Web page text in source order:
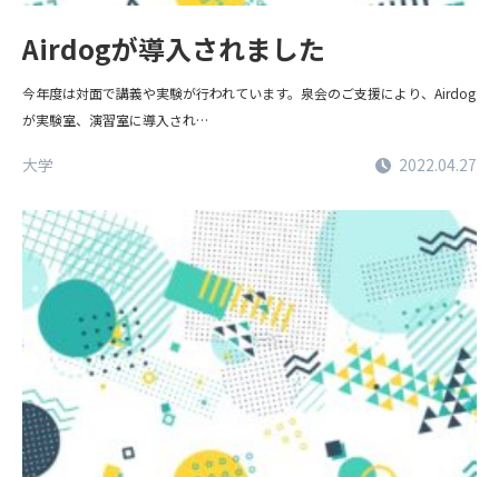
Airdogが導入されました
今年度は対面で講義や実験が行われています。泉会のご支援により、Airdog
が実験室、演習室に導入され…
大学 2022.04.27